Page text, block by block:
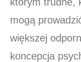
mogą
większej
koncepcja